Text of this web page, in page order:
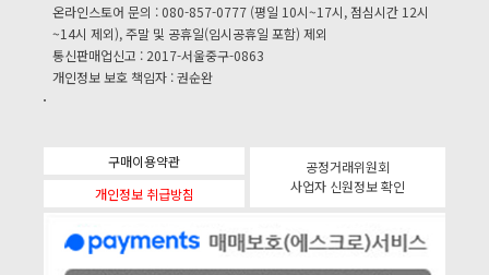
온라인스토어 문의 : 080-857-0777 (평일 10시~17시, 점심시간 12시
~14시 제외), 주말 및 공휴일(임시공휴일 포함) 제외
통신판매업신고 : 2017-서울중구-0863
개인정보 보호 책임자 : 권순완
구매이용약관
개인정보 취급방침
공정거래위원회
사업자 신원정보 확인